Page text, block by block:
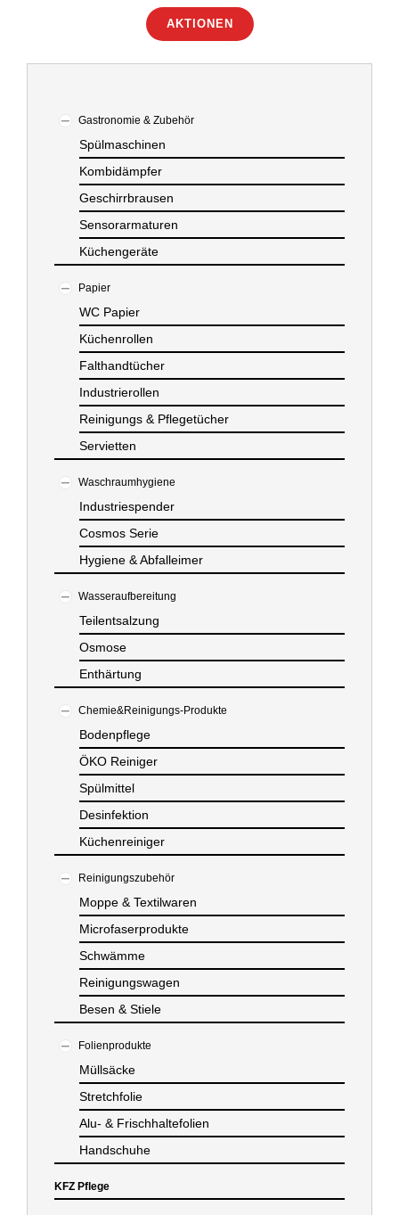
KATALOG
WARENKORB
AKTIONEN
Gastronomie & Zubehör
Spülmaschinen
Kombidämpfer
Geschirrbrausen
Sensorarmaturen
Küchengeräte
Papier
WC Papier
Küchenrollen
Falthandtücher
Industrierollen
Reinigungs & Pflegetücher
Servietten
Waschraumhygiene
Industriespender
Cosmos Serie
Hygiene & Abfalleimer
Wasseraufbereitung
Teilentsalzung
Osmose
Enthärtung
Chemie&Reinigungs-Produkte
Bodenpflege
ÖKO Reiniger
Spülmittel
Desinfektion
Küchenreiniger
Reinigungszubehör
Moppe & Textilwaren
Microfaserprodukte
Schwämme
Reinigungswagen
Besen & Stiele
Folienprodukte
Müllsäcke
Stretchfolie
Alu- & Frischhaltefolien
Handschuhe
KFZ Pflege